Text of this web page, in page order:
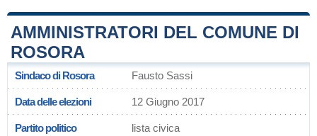
AMMINISTRATORI DEL COMUNE DI
ROSORA
Sindaco di Rosora Fausto Sassi
Data delle elezioni 12 Giugno 2017
Partito politico lista civica